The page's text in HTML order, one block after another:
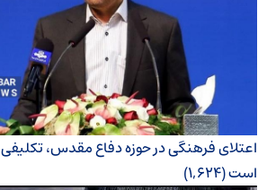
اعتلای فرهنگی در حوزه دفاع مقدس،
است(۱,۶۲۴)